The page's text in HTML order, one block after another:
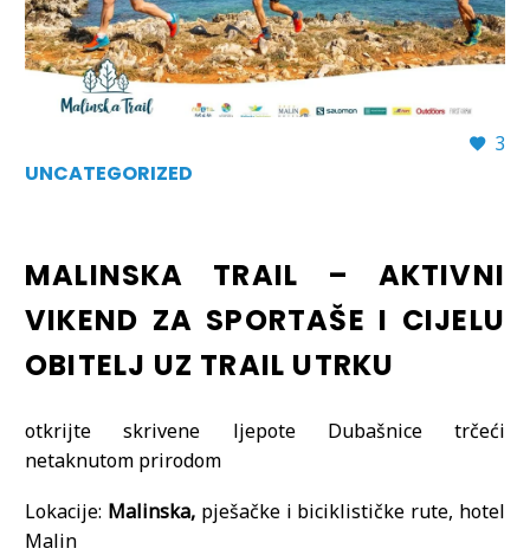
3
UNCATEGORIZED
MALINSKA TRAIL – AKTIVNI
VIKEND ZA SPORTAŠE I CIJELU
OBITELJ UZ TRAIL UTRKU
otkrijte skrivene ljepote Dubašnice trčeći
netaknutom prirodom
Lokacije: Malinska,pješačke i biciklističke rute, hotel
Malin